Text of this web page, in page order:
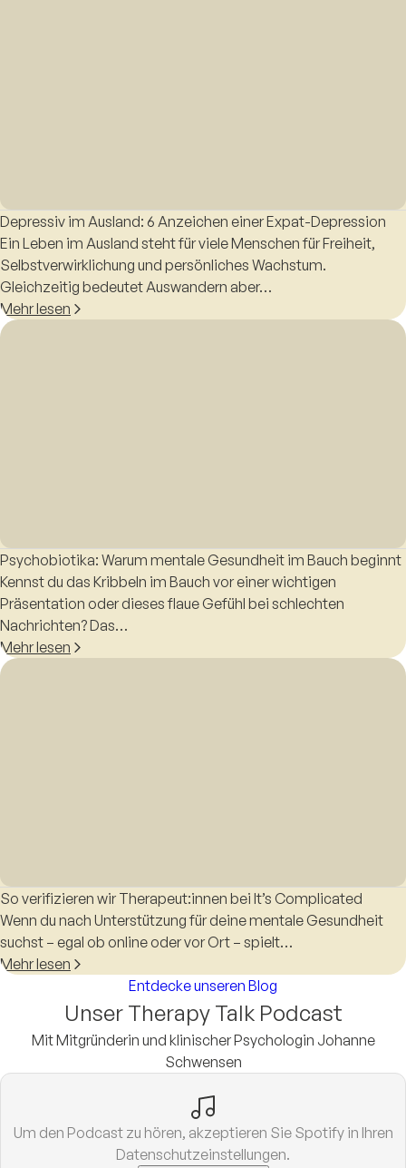
Depressiv im Ausland: 6 Anzeichen einer Expat-Depression
Ein Leben im Ausland steht für viele Menschen für Freiheit,
Selbstverwirklichung und persönliches Wachstum.
Gleichzeitig bedeutet Auswandern aber…
Mehr lesen
Psychobiotika: Warum mentale Gesundheit im Bauch beginnt
Kennst du das Kribbeln im Bauch vor einer wichtigen
Präsentation oder dieses flaue Gefühl bei schlechten
Nachrichten? Das…
Mehr lesen
So verifizieren wir Therapeut:innen bei It’s Complicated
Wenn du nach Unterstützung für deine mentale Gesundheit
suchst – egal ob online oder vor Ort – spielt…
Mehr lesen
Entdecke unseren Blog
Unser Therapy Talk Podcast
Mit Mitgründerin und klinischer Psychologin Johanne
Schwensen
Um den Podcast zu hören, akzeptieren Sie Spotify in Ihren
Datenschutzeinstellungen.